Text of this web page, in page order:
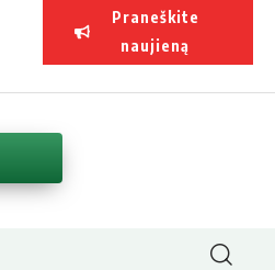
Praneškite
naujieną